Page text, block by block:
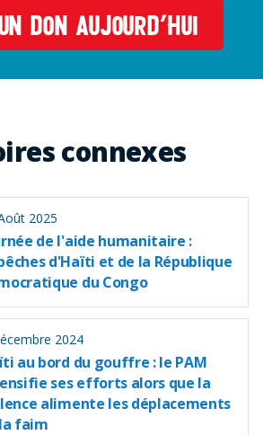
DON AUJOURD’HUI
connexes
2025
de l'aide humanitaire :
d'Haïti et de la République
du Congo
2024
au bord du gouffre : le PAM
ses efforts alors que la
alimente les déplacements
faim